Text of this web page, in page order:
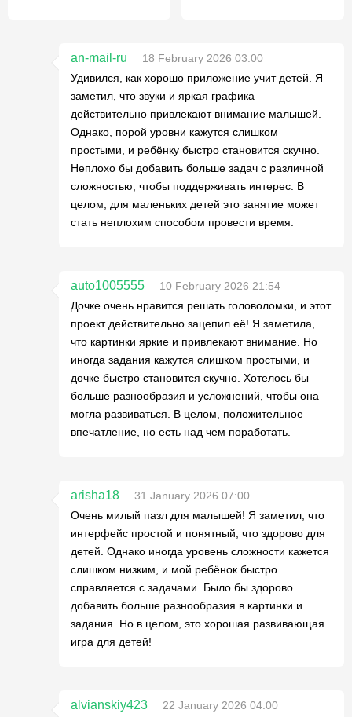
an-mail-ru
18 February 2026 03:00
Удивился, как хорошо приложение учит детей. Я
заметил, что звуки и яркая графика
действительно привлекают внимание малышей.
Однако, порой уровни кажутся слишком
простыми, и ребёнку быстро становится скучно.
Неплохо бы добавить больше задач с различной
сложностью, чтобы поддерживать интерес. В
целом, для маленьких детей это занятие может
стать неплохим способом провести время.
auto1005555
10 February 2026 21:54
Дочке очень нравится решать головоломки, и этот
проект действительно зацепил её! Я заметила,
что картинки яркие и привлекают внимание. Но
иногда задания кажутся слишком простыми, и
дочке быстро становится скучно. Хотелось бы
больше разнообразия и усложнений, чтобы она
могла развиваться. В целом, положительное
впечатление, но есть над чем поработать.
arisha18
31 January 2026 07:00
Очень милый пазл для малышей! Я заметил, что
интерфейс простой и понятный, что здорово для
детей. Однако иногда уровень сложности кажется
слишком низким, и мой ребёнок быстро
справляется с задачами. Было бы здорово
добавить больше разнообразия в картинки и
задания. Но в целом, это хорошая развивающая
игра для детей!
alvianskiy423
22 January 2026 04:00